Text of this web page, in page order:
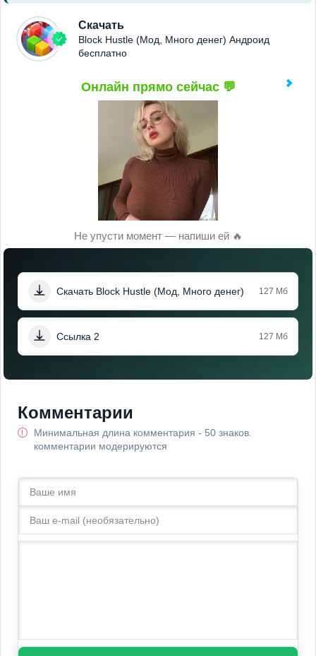
Скачать
Block Hustle (Мод, Много денег) Андроид
бесплатно
Онлайн прямо сейчас 💬
Не упусти момент — напиши ей 🔥
Скачать Block Hustle (Мод, Много денег) 127 Мб
Ссылка 2 127 Мб
Комментарии
Минимальная длина комментария - 50 знаков.
комментарии модерируются